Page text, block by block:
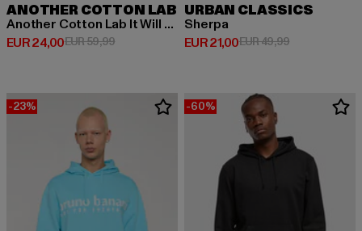
ANOTHER COTTON LAB
Another Cotton Lab It Will All Be Alright Kids Hoodie
EUR 24,00
Huidige prijs: EUR 24,00
EUR 59,99Actieprijs: EUR 59,99
URBAN CLASSICS
Sherpa
EUR 21,00
Huidige prijs: EUR 21,00
EUR 49,99Actieprijs:
-23% -60%